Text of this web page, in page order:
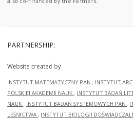
PARTNERSHIP:
Website created by
INSTYTUT MATEMATYCZNY PAN ; INSTYTUT
POLSKIEJ AKADEMII NAUK ; INSTYTUT BADAŃ
NAUK ; INSTYTUT BADAŃ SYSTEMOWYCH PAN ;
LEŚNICTWA ; INSTYTUT BIOLOGII